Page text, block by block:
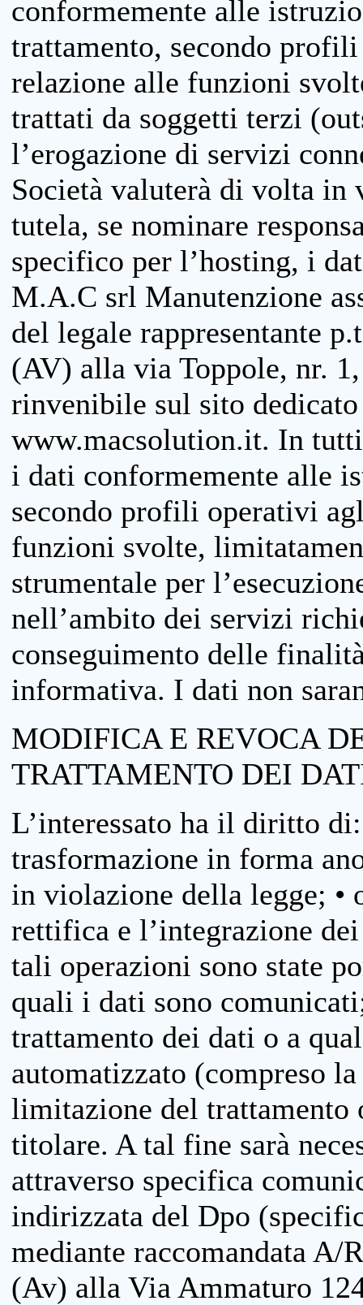
conformemente alle
trattamento, secondo
relazione alle funzioni
trattati da soggetti terzi
l’erogazione di servizi
Società valuterà di volta in
tutela, se nominare
specifico per l’hosting, i
M.A.C srl Manutenzione
del legale rappresentante
(AV) alla via Toppole, nr.
rinvenibile sul sito
www.macsolution.it. In
i dati conformemente alle
secondo profili operativi
funzioni svolte,
strumentale per
nell’ambito dei servizi
conseguimento delle
informativa. I dati non
MODIFICA E REVOCA
TRATTAMENTO DEI
L’interessato ha il diritto
trasformazione in forma
in violazione della legge; •
rettifica e l’integrazione
tali operazioni sono state
quali i dati sono
trattamento dei dati o a
automatizzato (compreso
limitazione del trattamento
titolare. A tal fine sarà
attraverso specifica
indirizzata del Dpo
mediante raccomandata
(Av) alla Via Ammaturo